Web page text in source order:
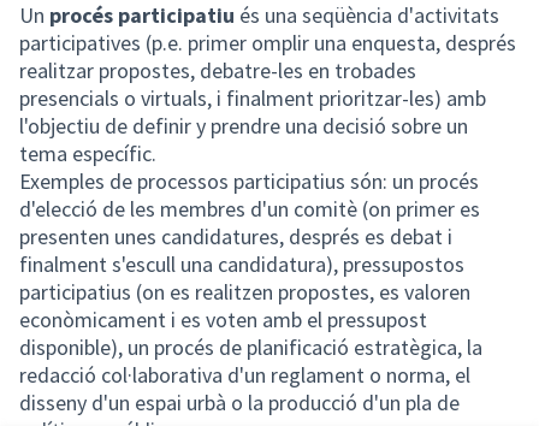
Un procés participatiu és una seqüència d'activitats
participatives (p.e. primer omplir una enquesta, després
realitzar propostes, debatre-les en trobades
presencials o virtuals, i finalment prioritzar-les) amb
l'objectiu de definir y prendre una decisió sobre un
tema específic.
Exemples de processos participatius són: un procés
d'elecció de les membres d'un comitè (on primer es
presenten unes candidatures, després es debat i
finalment s'escull una candidatura), pressupostos
participatius (on es realitzen propostes, es valoren
econòmicament i es voten amb el pressupost
disponible), un procés de planificació estratègica, la
redacció col·laborativa d'un reglament o norma, el
disseny d'un espai urbà o la producció d'un pla de